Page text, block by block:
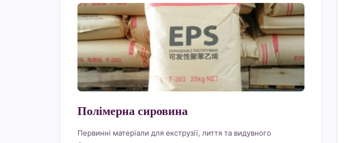
Полімерна сировина
Первинні матеріали для екструзії, лиття та видувного